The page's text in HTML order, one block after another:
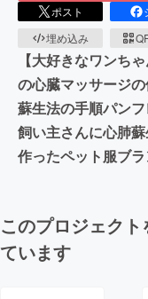
ポスト
埋め込み
【大好きなワンち
の心臓マッサージ
蘇生法の手順パン
飼い主さんに心肺
作ったペット服ブ
このプロジェク
ています